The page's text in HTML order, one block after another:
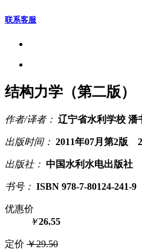
联系客服
结构力学（第二版）
作者/译者： 辽宁省水利学校 潘
出版时间： 2011年07月第2版
出版社： 中国水利水电出版社
书号： ISBN 978-7-80124-241-9
优惠价
￥26.55
定价 ￥29.50